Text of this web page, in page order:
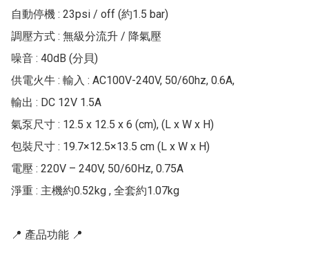
自動停機 : 23psi / off (約1.5 bar)
調壓方式 : 無級分流升 / 降氣壓
噪音 : 40dB (分貝)
供電火牛 : 輸入 : AC100V-240V, 50/60hz, 0.6A,
輸出 : DC 12V 1.5A
氣泵尺寸 : 12.5 x 12.5 x 6 (cm), (L x W x H)
包裝尺寸 : 19.7×12.5×13.5 cm (L x W x H)
電壓 : 220V – 240V, 50/60Hz, 0.75A
淨重 : 主機約0.52kg , 全套約1.07kg
📍 產品功能 📍